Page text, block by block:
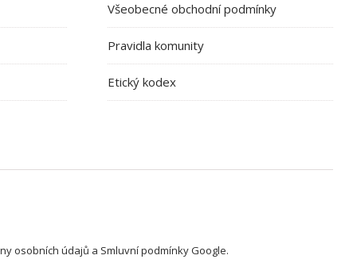
Všeobecné obchodní podmínky
Pravidla komunity
Etický kodex
osobních údajů a Smluvní podmínkyGoogle.